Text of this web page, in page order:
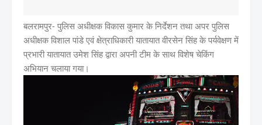
बलरामपुर- पुलिस अधीक्षक विकास कुमार के निर्देशन तथा अपर पुलिस
अधीक्षक विशाल पांडे एवं क्षेत्राधिकारी यातायात वीरसेन सिंह के पर्यवेक्षण में
प्रभारी यातायात उमेश सिंह द्वारा अपनी टीम के साथ विशेष चेकिंग
अभियान चलाया गया।